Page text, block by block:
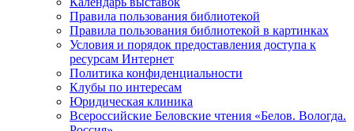
Правила пользования библиотекой
Правила пользования библиотекой в картинках
Условия и порядок предоставления доступа к
ресурсам Интернет
Политика конфиденциальности
Клубы по интересам
Юридическая клиника
Всероссийские Беловские чтения «Белов. Вологда.